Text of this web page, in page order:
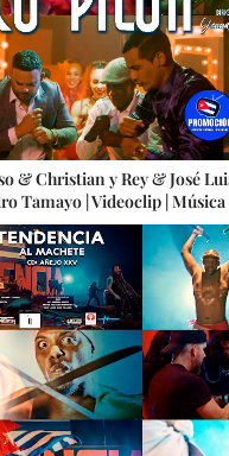
& Christian y Rey & José
Tamayo | Videoclip |
Cubanos | Canción | CUBA